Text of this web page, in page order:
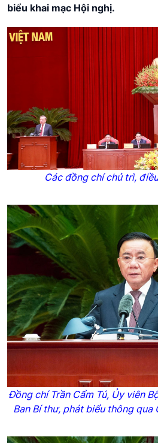
biểu khai mạc Hội nghị.
Các đồng chí chủ trì,
Đồng chí Trần Cẩm Tú, Ủy viên
Ban Bí thư, phát biểu thông qua